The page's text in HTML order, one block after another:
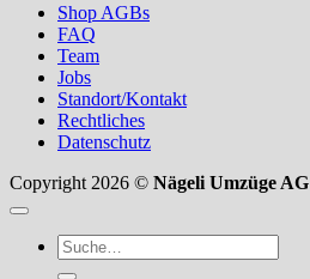
Shop AGBs
FAQ
Team
Jobs
Standort/Kontakt
Rechtliches
Datenschutz
Copyright 2026 © Nägeli Umzüge AG
Suche
nach: